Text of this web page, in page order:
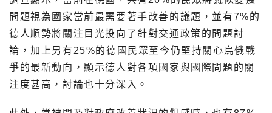
問題視為國家當前最需要著手改善的議題，並有7%的
德人順勢將關注目光投向了針對交通政策的問題討
論，加上另有25%的德國民眾至今仍堅持關心烏俄戰
爭的最新動向，顯示德人對各項國家與國際問題的關
注度甚高，討論也十分深入。